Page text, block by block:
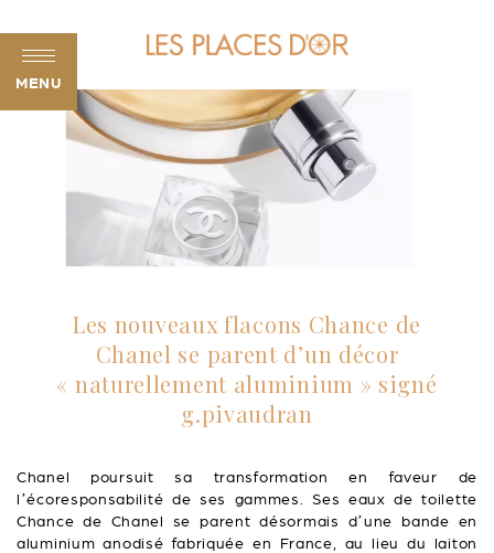
MENU
Les nouveaux flacons Chance de
Chanel se parent d’un décor
« naturellement aluminium » signé
g.pivaudran
Chanel poursuit sa transformation en faveur de
l’écoresponsabilité de ses gammes. Ses eaux de toilette
Chance de Chanel se parent désormais d’une bande en
aluminium anodisé fabriquée en France, au lieu du laiton